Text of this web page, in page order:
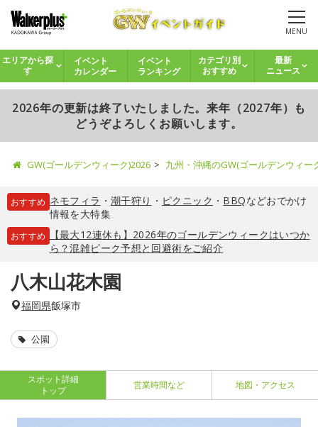
MENU
エリアから探
す
イベント
カレンダー
イベント
ランキング
カテゴリ別
おすすめ
最新
ニュース
2026年の更新は終了いたしました。来年（2027年）も
どうぞよろしくお願いします。
GW(ゴールデンウィーク)2026 九州・沖縄のGW(ゴールデンウィ
おすすめ ネモフィラ ・ 潮干狩り ・ ピクニック ・ BBQなどおでかけ
情報を大特集
おすすめ
【最大12連休も】2026年のゴールデンウィークはいつか
ら？混雑ピーク予想と回避術をご紹介
八木山花木園
福岡県飯塚市
公園
スポット詳細
トップ
営業時間など 地図・アクセス